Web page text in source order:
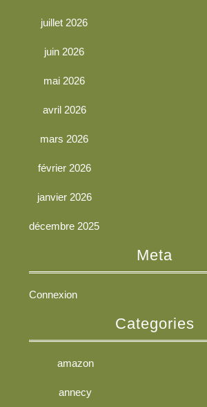
juillet 2026
juin 2026
mai 2026
avril 2026
mars 2026
février 2026
janvier 2026
décembre 2025
Meta
Connexion
Categories
amazon
annecy